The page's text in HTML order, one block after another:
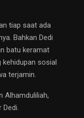
tiap saat ada
Bahkan Dedi
batu keramat
kehidupan sosial
terjamin.
Alhamduliliah,
Dedi.